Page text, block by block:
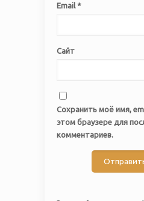
Email *
Сайт
Сохранить моё имя,
этом браузере для
комментариев.